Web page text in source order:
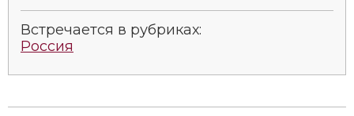
Встречается в рубриках:
Россия